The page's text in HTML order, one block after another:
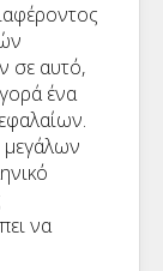
σε αυτό,
ένα
μεγάλων
να